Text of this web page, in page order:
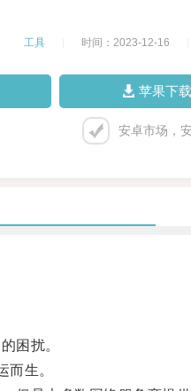
工具 时间：2023-12-16
苹果下载
安卓市场，
困扰。
生。